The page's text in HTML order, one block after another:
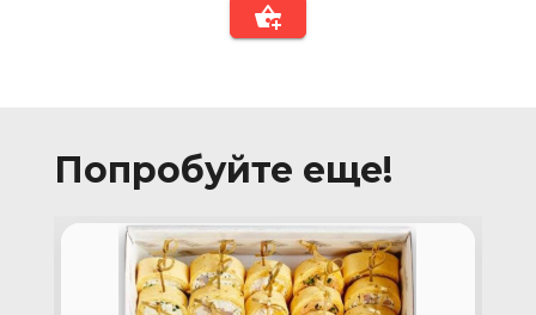
Попробуйте еще!